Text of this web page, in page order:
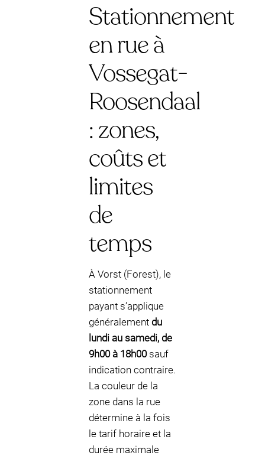
Stationnement
en rue à
Vossegat-
Roosendaal
: zones,
coûts et
limites
de
temps
À Vorst (Forest), le
stationnement
payant s’applique
généralement du
lundi au samedi, de
9h00 à 18h00sauf
indication contraire.
La couleur de la
zone dans la rue
détermine à la fois
le tarif horaire et la
durée maximale